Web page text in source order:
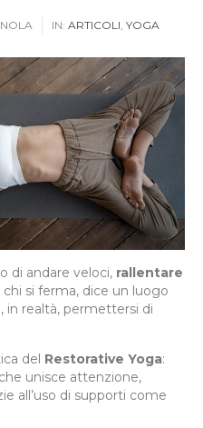
IN: ARTICOLI, YOGA
di andare veloci, rallentare
si ferma, dice un luogo
in realtà, permettersi di
del Restorative Yoga:
unisce attenzione,
all’uso di supporti come